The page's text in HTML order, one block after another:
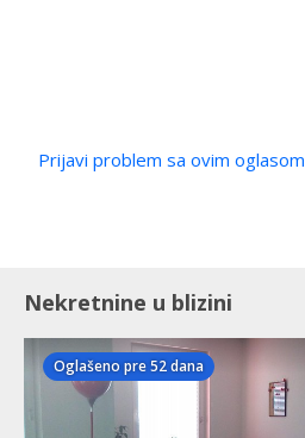
Prijavi problem sa ovim oglasom
Nekretnine u blizini
Oglašeno pre 52 dana